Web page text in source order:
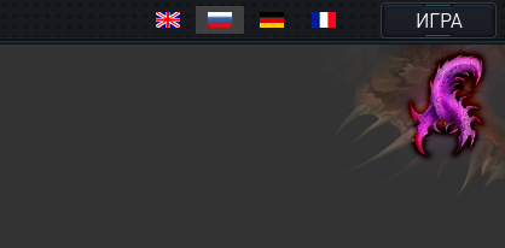
ИГРА